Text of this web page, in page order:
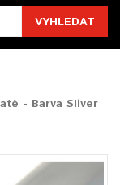
VYHLEDAT
- Barva Silver